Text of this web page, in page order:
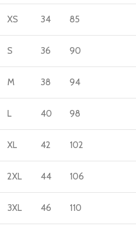
XS 34 85
S 36 90
M 38 94
L 40 98
XL 42 102
2XL 44 106
3XL 46 110